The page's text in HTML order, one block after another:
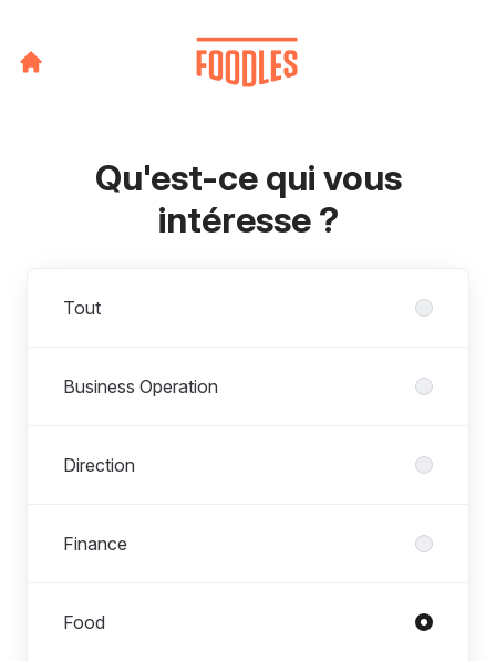
Qu'est-ce qui vous
intéresse ?
Tout
Business Operation
Direction
Finance
Food